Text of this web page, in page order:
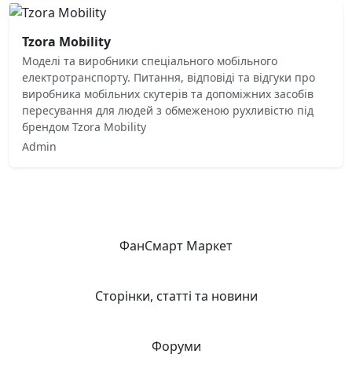
Tzora Mobility
Моделі та виробники спеціального мобільного
електротранспорту. Питання, відповіді та відгуки про
виробника мобільних скутерів та допоміжних засобів
пересування для людей з обмеженою рухливістю під
брендом Tzora Mobility
Admin
ФанСмарт Маркет
Сторінки, статті та новини
Форуми